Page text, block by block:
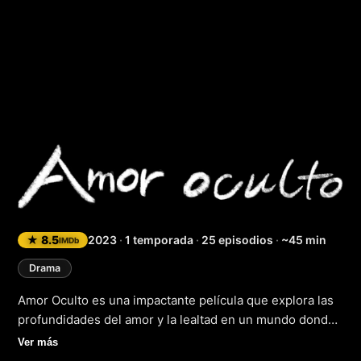
Amor Oculto
★ 8.5IMDb 2023 · 1 temporada · 25 episodios · ~45 min
Drama
Amor Oculto es una impactante película que explora las
profundidades del amor y la lealtad en un mundo donde
nada es como parece. La trama sigue a una joven pareja
Ver más